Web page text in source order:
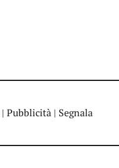
| Pubblicità | Segnala